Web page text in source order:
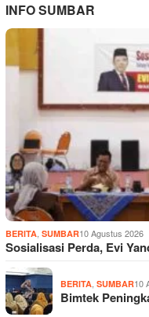
INFO SUMBAR
BERITA SUMBAR10 Agustus 2026
Sosialisasi Perda, Evi
BERITA SUMBAR10
Bimtek